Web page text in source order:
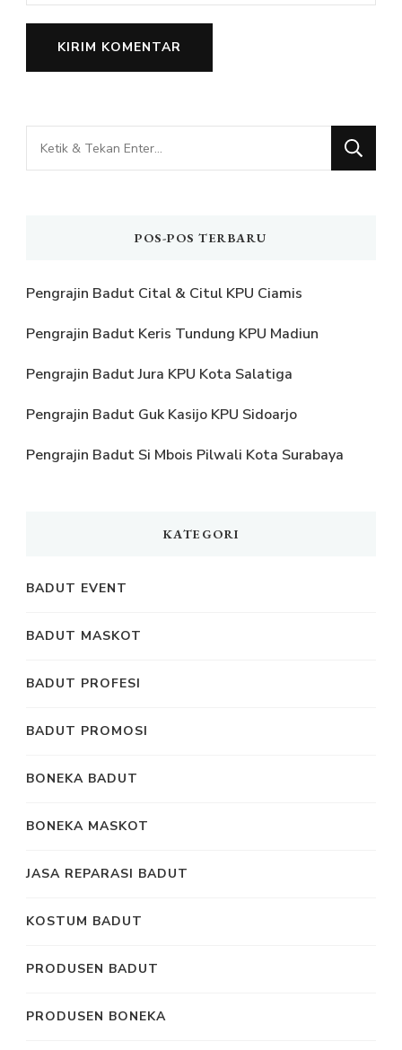
Mencari
Sesuatu?
POS-POS TERBARU
Pengrajin Badut Cital & Citul KPU Ciamis
Pengrajin Badut Keris Tundung KPU Madiun
Pengrajin Badut Jura KPU Kota Salatiga
Pengrajin Badut Guk Kasijo KPU Sidoarjo
Pengrajin Badut Si Mbois Pilwali Kota Surabaya
KATEGORI
BADUT EVENT
BADUT MASKOT
BADUT PROFESI
BADUT PROMOSI
BONEKA BADUT
BONEKA MASKOT
JASA REPARASI BADUT
KOSTUM BADUT
PRODUSEN BADUT
PRODUSEN BONEKA